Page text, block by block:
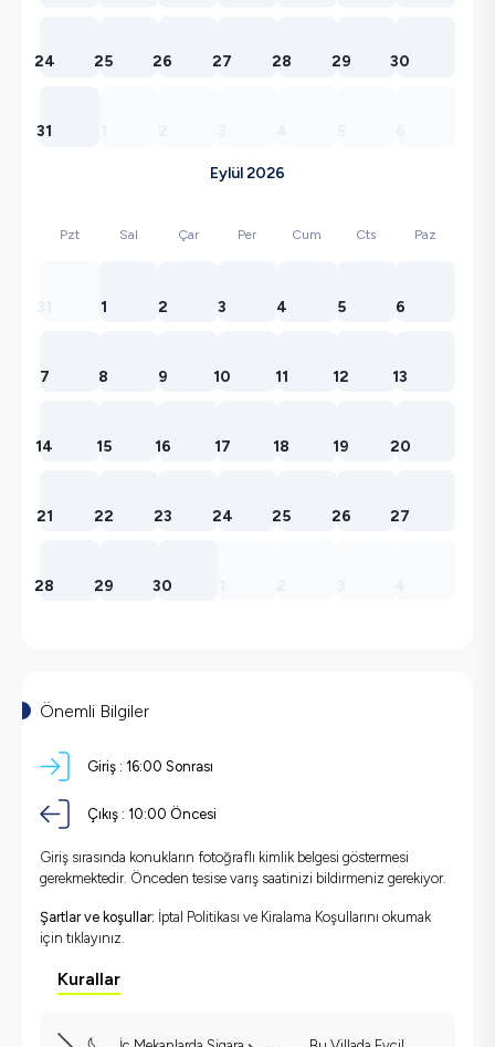
24 25 26 27 28 29 30
31
Eylül 2026
Pzt Sal Çar Per Cum Cts Paz
1 2 3 4 5 6
7 8 9 10 11 12 13
14 15 16 17 18 19 20
21 22 23 24 25 26 27
28 29 30
Önemli Bilgiler
Giriş : 16:00 Sonrası
Çıkış : 10:00 Öncesi
Giriş sırasında konukların fotoğraflı kimlik belgesi göstermesi
gerekmektedir. Önceden tesise varış saatinizi bildirmeniz gerekiyor.
Şartlar ve koşullar: İptal Politikası ve Kiralama Koşullarını okumak
için tıklayınız.
Kurallar